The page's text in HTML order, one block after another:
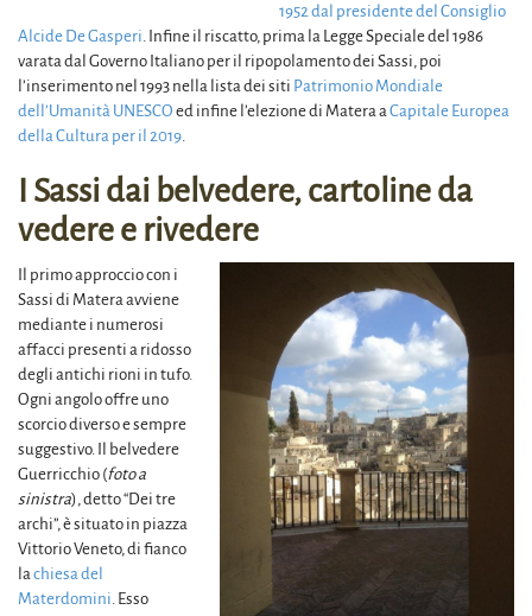
1952 dal presidente del Consiglio
Alcide De Gasperi . Infine il riscatto, prima la Legge Speciale del 1986
varata dal Governo Italiano per il ripopolamento dei Sassi, poi
l’inserimento nel 1993 nella lista dei siti Patrimonio Mondiale
dell’Umanità UNESCO ed infine l’elezione di Matera a Capitale Europea
della Cultura per il 2019
I Sassi dai belvedere, cartoline da
vedere e rivedere
Il primo approccio con i
Sassi di Matera avviene
mediante i numerosi
affacci presenti a ridosso
degli antichi rioni in tufo.
Ogni angolo offre uno
scorcio diverso e sempre
suggestivo. Il belvedere
Guerricchio (foto a
sinistra), detto “Dei tre
archi”, è situato in piazza
Vittorio Veneto, di fianco
la chiesa del
Materdomini . Esso